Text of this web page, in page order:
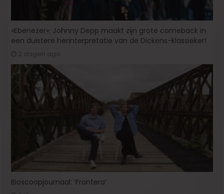
«Ebenezer»: Johnny Depp maakt zijn grote comeback in
een duistere herinterpretatie van de Dickens-klassieker!
2 dagen ago
Bioscoopjournaal: ‘Frontera’